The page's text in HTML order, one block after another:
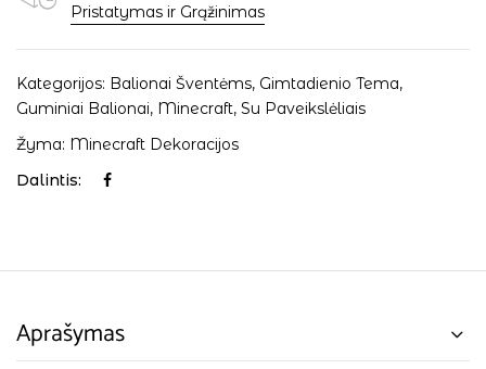
Pristatymas ir Grąžinimas
Kategorijos: Balionai Šventėms, Gimtadienio Tema,
Guminiai Balionai, Minecraft, Su Paveikslėliais
Žyma: Minecraft Dekoracijos
Dalintis:
Aprašymas